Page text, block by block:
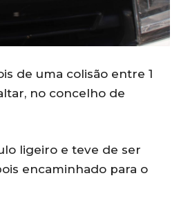
de uma colisão entre 1
no concelho de
ligeiro e teve de ser
encaminhado para o